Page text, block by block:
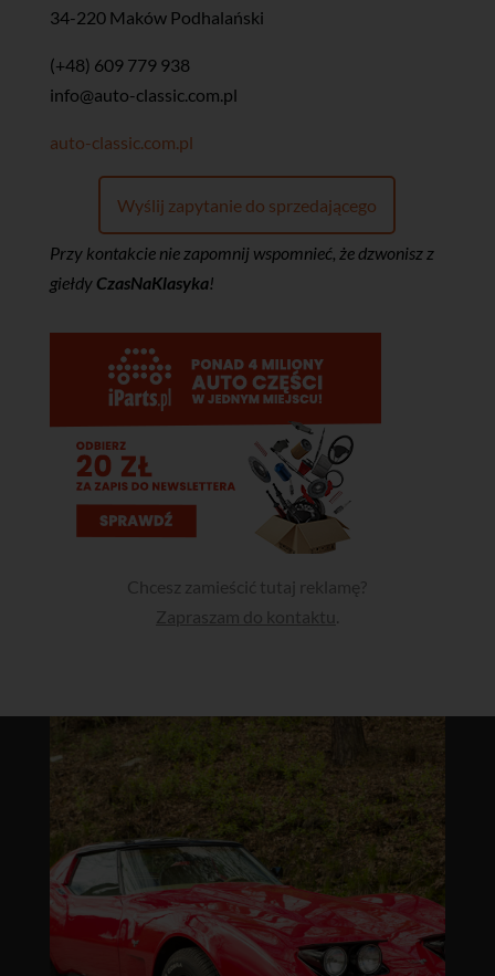
34-220 Maków Podhalański
(+48) 609 779 938
info@auto-classic.com.pl
auto-classic.com.pl
Wyślij zapytanie do sprzedającego
Przy kontakcie nie zapomnij wspomnieć, że dzwonisz z
giełdy CzasNaKlasyka!
Chcesz zamieścić tutaj reklamę?
Zapraszam do kontaktu